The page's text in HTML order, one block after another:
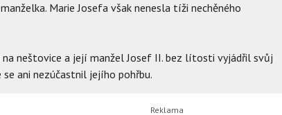
Marie Josefa však nenesla tíži nechěného
na neštovice a její manžel Josef II. bez lítosti vyjádřil svůj
ani nezúčastnil jejího pohřbu.